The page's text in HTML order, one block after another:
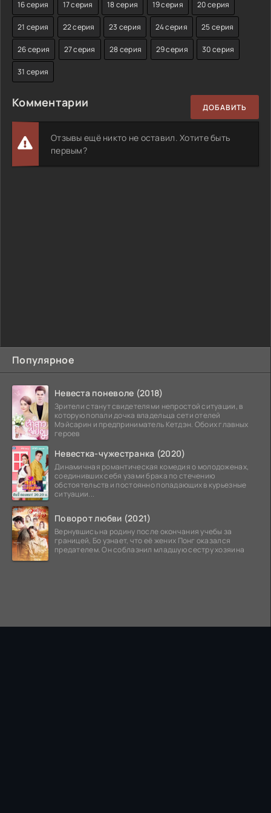
Популярное
Невеста поневоле (2018)
Зрители станут свидетелями непростой ситуации, в
которую попали дочка владельца сети отелей
Мэйсарин и предприниматель Кетдэн. Обоих главных
героев
Невестка-чужестранка (2020)
Динамичная романтическая комедия о молодоженах,
соединивших себя узами брака по стечению
обстоятельств и постоянно попадающих в курьезные
ситуации...
Поворот любви (2021)
Вернувшись на родину после окончания учебы за
границей, Бо узнает, что её жених Понг оказался
предателем. Он соблазнил младшую сестру хозяина
16 серия 17 серия 18 серия 19 серия 20 серия
21 серия 22 серия 23 серия 24 серия 25 серия
26 серия 27 серия 28 серия 29 серия 30 серия
31 серия
Комментарии ДОБАВИТЬ
Отзывы ещё никто не оставил. Хотите быть
первым?